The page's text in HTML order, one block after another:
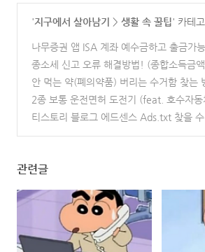
'지구에서 살아남기 > 생활 속 꿀팁' 카테
나무증권 앱 ISA 계좌 예수금하고 출금가
다른 이유 (고객센터 직접 문의함)
(2)
종소세 신고 오류 해결방법! (종합소득금
인적공제와 소득공제를 합한 금액이 작으
로,,,)
(1)
안 먹는 약(폐의약품) 버리는 수거함 찾는
(feat. 공공데이터 포털)
(1)
2종 보통 운전면허 도전기 (feat. 호수자동
전면허학원) 운전면허 학원비, 필기시험, 기
티스토리 블로그 에드센스 Ads.txt 찾을
관련글